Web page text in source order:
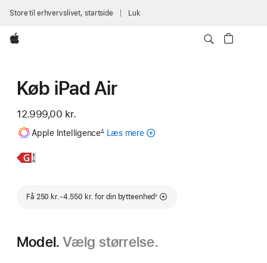
Store til erhvervslivet, startside Luk
Apple
Køb iPad Air
12.999,00 kr.
Apple Intelligence
Fodnote
∆ Læs mereom
Læs
Få 250 kr.-4.550 kr. for din bytteenhed
Fodnote
◊
Model. Vælg størrelse.